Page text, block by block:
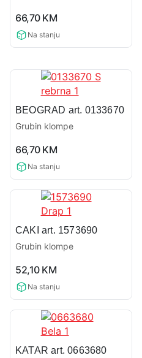
rating
66,70 KM
Na stanju
BEOGRAD art. 0133670
Grubin klompe
rating
66,70 KM
Na stanju
CAKI art. 1573690
Grubin klompe
rating
52,10 KM
Na stanju
KATAR art. 0663680